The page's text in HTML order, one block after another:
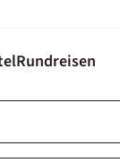
Rundreisen